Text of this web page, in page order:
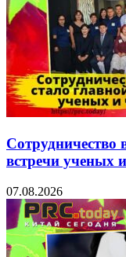
Сотрудничество
встречи ученых
07.08.2026